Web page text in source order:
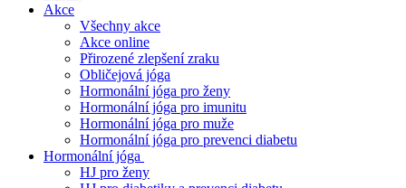
Akce
Všechny akce
Akce online
Přirozené zlepšení zraku
Obličejová jóga
Hormonální jóga pro ženy
Hormonální jóga pro imunitu
Hormonální jóga pro muže
Hormonální jóga pro prevenci diabetu
Hormonální jóga
HJ pro ženy